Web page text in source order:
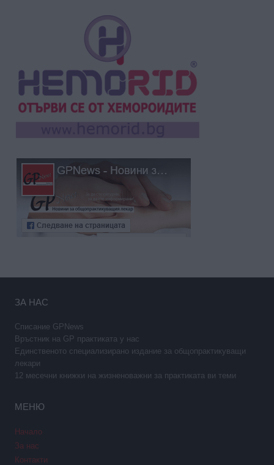
ЗА НАС
Списание GPNews
Връстник на GP практиката у нас
Единственото специализирано издание за общопрактикуващи
лекари
12 месечни книжки на жизненоважни за практиката ви теми
МЕНЮ
Начало
За нас
Контакти